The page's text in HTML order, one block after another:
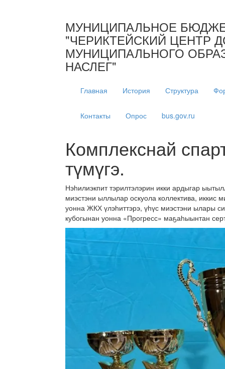
МУНИЦИПАЛЬНОЕ
"ЧЕРИКТЕЙСКИЙ ЦЕНТР
МУНИЦИПАЛЬНОГО
НАСЛЕГ"
Главная История Структура
Контакты Опрос bus.gov.ru
Комплекснай
түмүгэ.
Нэһилиэкпит тэрилтэлэрин икки ардыгар
миэстэни ыллылар оскуола коллектива, иккис
уонна ЖКХ үлэһиттэрэ, үһүс миэстэни ылары
кубогынан уонна «Прогресс» маҕаһыынтан